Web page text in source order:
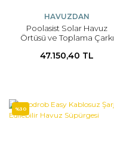
HAVUZDAN
Poolasist Solar Havuz
Örtüsü ve Toplama Çarkı
47.150,40 TL
%30